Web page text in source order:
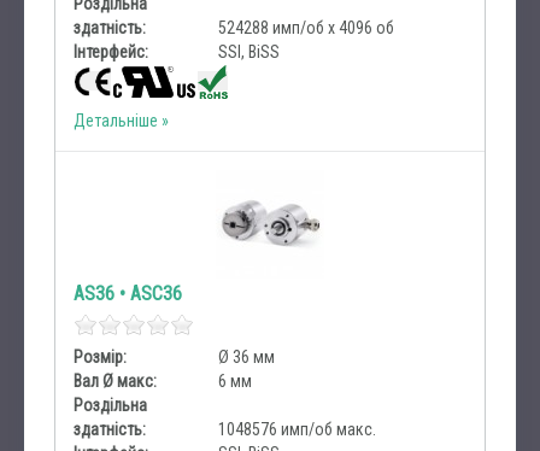
здатність:
524288 имп/об х 4096 об
Інтерфейс:
SSI, BiSS
Детальніше
AS36 • ASC36
Розмір:
Ø 36 мм
Вал Ø макс:
6 мм
Роздільна
здатність:
1048576 имп/об макс.